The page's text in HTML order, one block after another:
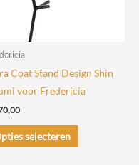
Coat Stand Design Shin
voor Fredericia
selecteren
Dit
product